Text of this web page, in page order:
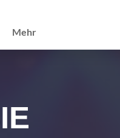
Mehr